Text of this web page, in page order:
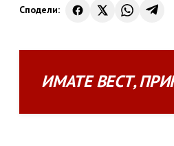
Сподели:
ИМАТЕВЕСТ,